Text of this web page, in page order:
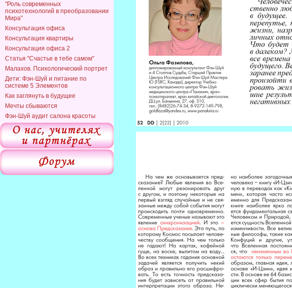
"Роль современных
психотехнологий в преобразовании
Мира"
Консультация офиса
Консультация квартиры
Консультация офиса 2
Статья "Счастье в тебе самом"
Малахов. Психологический портрет
Дети: Фэн-Шуй и питание по
системе 5 Элементов
Как заглянуть в будущее
Мечты сбываются
Фэн-Шуй аудит салона красоты